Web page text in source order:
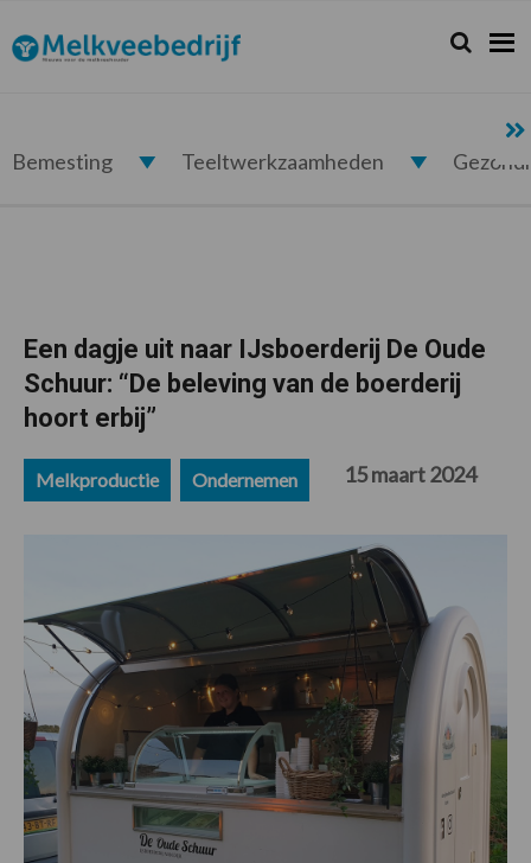
de
hoofdnavigatie
de
hoofd
de
eerste
de
voettekst
Melkveebedrijf.nl Zoeken...
Zoek
Bemesting Teeltwerkzaamheden
Een dagje uit naar IJsboerderij De Oude
Schuur: “De beleving van de boerderij
hoort erbij”
Melkproductie Ondernemen 15 maart 2024